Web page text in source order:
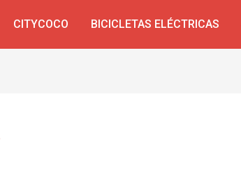
CITYCOCO BICICLETAS ELÉCTRICAS